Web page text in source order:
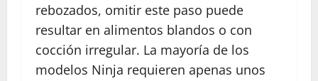
rebozados, omitir este paso puede
resultar en alimentos blandos o con
cocción irregular. La mayoría de los
modelos Ninja requieren apenas unos